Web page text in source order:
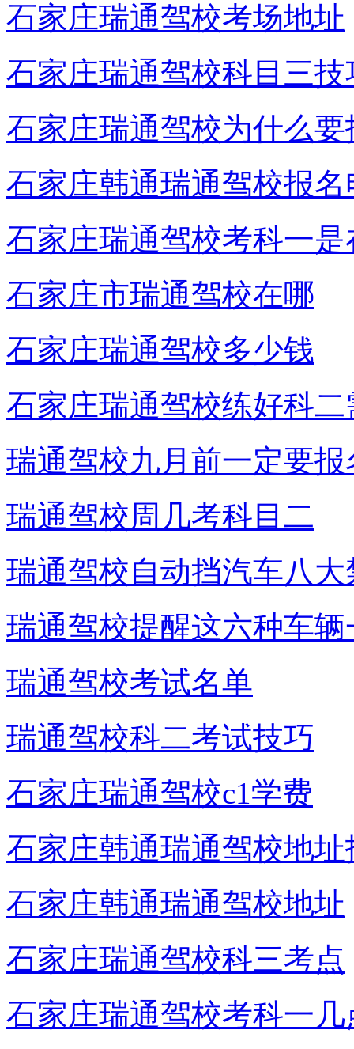
石家庄瑞通驾校考场地址
石家庄瑞通驾校科目三技
石家庄瑞通驾校为什么
石家庄韩通瑞通驾校报名
石家庄瑞通驾校考科一是
石家庄市瑞通驾校在哪
石家庄瑞通驾校多少钱
石家庄瑞通驾校练好科
瑞通驾校九月前一定要报
瑞通驾校周几考科目二
瑞通驾校自动挡汽车八大
瑞通驾校提醒这六种车
瑞通驾校考试名单
瑞通驾校科二考试技巧
石家庄瑞通驾校c1学费
石家庄韩通瑞通驾校地
石家庄韩通瑞通驾校地址
石家庄瑞通驾校科三考点
石家庄瑞通驾校考科一几